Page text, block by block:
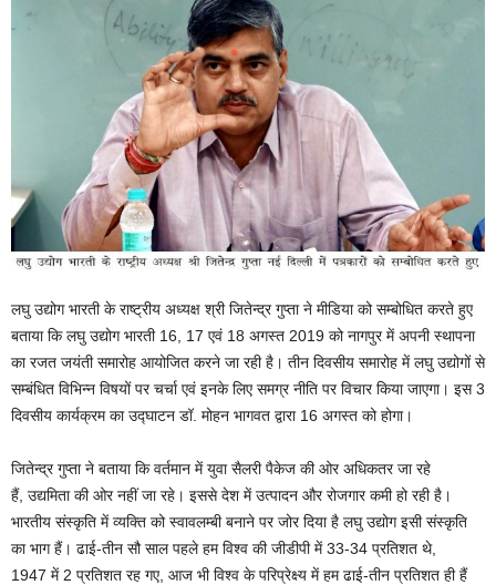
लघु उद्योग भारती के राष्ट्रीय अध्यक्ष श्री जितेन्द्र गुप्ता ने मीडिया को सम्बोधित करते हुए
बताया कि लघु उद्योग भारती 16, 17 एवं 18 अगस्त 2019 को नागपुर में अपनी स्थापना
का रजत जयंती समारोह आयोजित करने जा रही है। तीन दिवसीय समारोह में लघु उद्योगों से
सम्बंधित विभिन्न विषयों पर चर्चा एवं इनके लिए समग्र नीति पर विचार किया जाएगा। इस 3
दिवसीय कार्यक्रम का उद्घाटन डॉ. मोहन भागवत द्वारा 16 अगस्त को होगा।
जितेन्द्र गुप्ता ने बताया कि वर्तमान में युवा सैलरी पैकेज की ओर अधिकतर जा रहे
हैं, उद्यमिता की ओर नहीं जा रहे। इससे देश में उत्पादन और रोजगार कमी हो रही है।
भारतीय संस्कृति में व्यक्ति को स्वावलम्बी बनाने पर जोर दिया है लघु उद्योग इसी संस्कृति
का भाग हैं। ढाई-तीन सौ साल पहले हम विश्व की जीडीपी में 33-34 प्रतिशत थे,
1947 में 2 प्रतिशत रह गए, आज भी विश्व के परिप्रेक्ष्य में हम ढाई-तीन प्रतिशत ही हैं